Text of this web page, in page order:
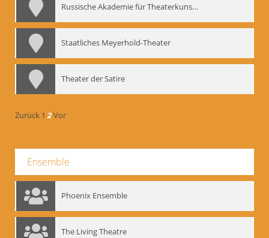
Russische Akademie für Theaterkunst – GITIS
Staatliches Meyerhold-Theater
Theater der Satire
Zurück 1 2Vor
Ensemble
Phoenix Ensemble
The Living Theatre